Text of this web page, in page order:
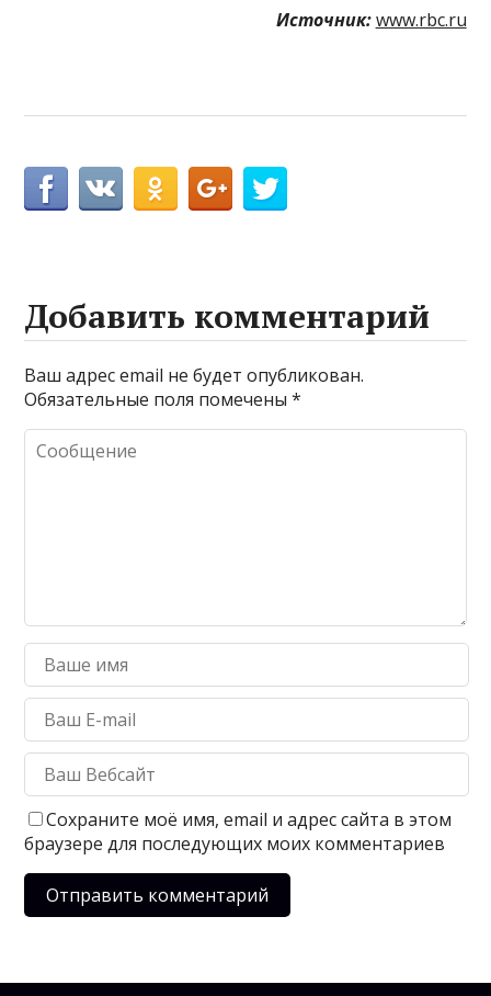
Источник: www.rbc.ru
Добавить комментарий
Ваш адрес email не будет опубликован.
Обязательные поля помечены*
Сохраните моё имя, email и адрес сайта в этом
браузере для последующих моих комментариев